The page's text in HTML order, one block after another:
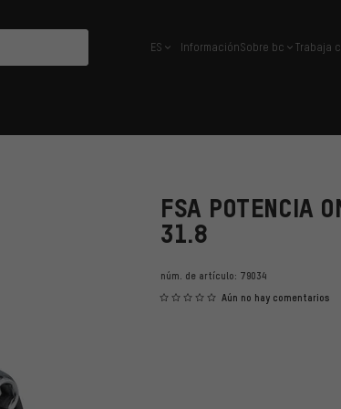
español
ES InformaciónSobre bc Trabaja
FSA POTENCIA
31.8
núm. de artículo: 79034
Aún no hay comentarios